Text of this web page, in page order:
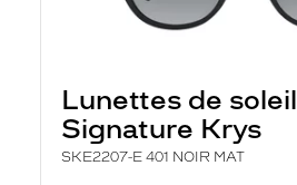
Lunettes de soleil
Signature Krys
SKE2207-E 401 NOIR MAT